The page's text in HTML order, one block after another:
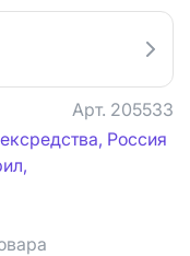
Арт. 205533
Россия